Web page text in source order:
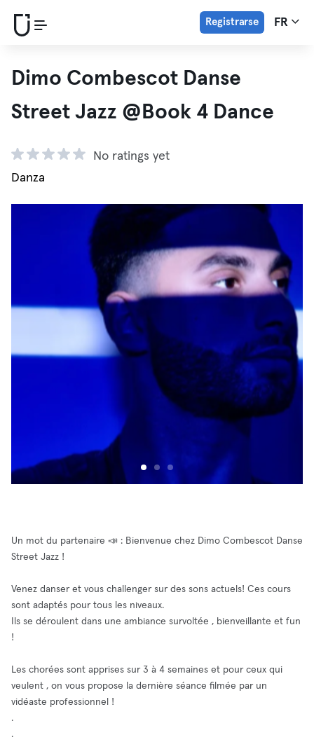
Registrarse FR
Dimo Combescot Danse
Street Jazz @Book 4 Dance
No ratings yet
Danza
Un mot du partenaire 📣 : Bienvenue chez Dimo Combescot Danse
Street Jazz !
Venez danser et vous challenger sur des sons actuels! Ces cours
sont adaptés pour tous les niveaux.
Ils se déroulent dans une ambiance survoltée , bienveillante et fun
!
Les chorées sont apprises sur 3 à 4 semaines et pour ceux qui
veulent , on vous propose la dernière séance filmée par un
vidéaste professionnel !
.
.